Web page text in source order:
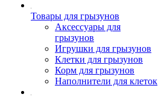
Товары для грызунов
Аксессуары для
грызунов
Игрушки для грызунов
Клетки для грызунов
Корм для грызунов
Наполнители для клеток